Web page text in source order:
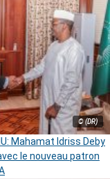
© (DR)
Mahamat Idriss Deby
le nouveau patron